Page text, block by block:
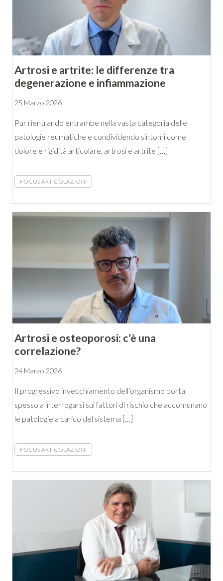
Artrosi e artrite: le differenze tra
degenerazione e infiammazione
25 Marzo 2026
Pur rientrando entrambe nella vasta categoria delle
patologie reumatiche e condividendo sintomi come
dolore e rigidità articolare, artrosi e artrite […]
FOCUS ARTICOLAZIONI
Artrosi e osteoporosi: c’è una
correlazione?
24 Marzo 2026
Il progressivo invecchiamento dell’organismo porta
spesso a interrogarsi sui fattori di rischio che accomunano
le patologie a carico del sistema […]
FOCUS ARTICOLAZIONI